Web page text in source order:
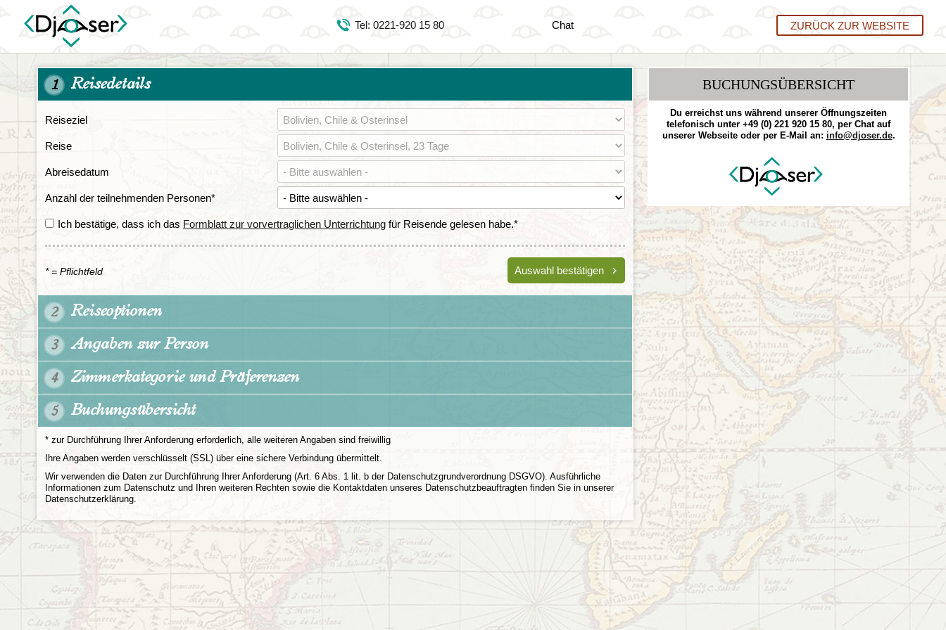
https://www.instagram.com/djoser_reizen/
https://www.facebook.com/djoserreizen
Tel: 0221-920 15 80 Chat ZURÜCK ZUR WEBSITE
1 Reisedetails
Reiseziel
Reise
Abreisedatum
Anzahl der teilnehmenden Personen*
Ich bestätige, dass ich das Formblatt zur vorvertraglichen Unterrichtung für Reisende gelesen habe.*
* = Pflichtfeld Auswahl bestätigen
2 Reiseoptionen
3 Angaben zur Person
4 Zimmerkategorie und Präferenzen
5 Buchungs­übersicht
* zur Durchführung Ihrer Anforderung erforderlich, alle weiteren Angaben sind freiwillig
Ihre Angaben werden verschlüsselt (SSL) über eine sichere Verbindung übermittelt.
Wir verwenden die Daten zur Durchführung Ihrer Anforderung (Art. 6 Abs. 1 lit. b der Datenschutzgrundverordnung DSGVO). Ausführliche
Informationen zum Datenschutz und Ihren weiteren Rechten sowie die Kontaktdaten unseres Datenschutzbeauftragten finden Sie in unserer
Datenschutzerklärung.
BUCHUNGSÜBERSICHT
Du erreichst uns während unserer Öffnungszeiten
telefonisch unter +49 (0) 221 920 15 80, per Chat auf
unserer Webseite oder per E-Mail an: info@djoser.de.